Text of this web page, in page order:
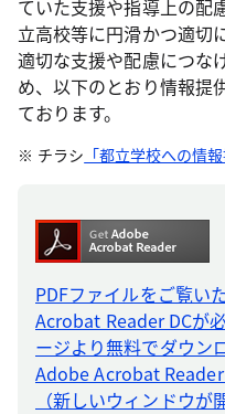
ていた支援や指導上の配
立高校等に円滑かつ適切
適切な支援や配慮につな
め、以下のとおり情報提
ております。
チラシ 「都立学校への情
PDFファイルをご覧い
Acrobat Reader DCが
ージより無料でダウン
Adobe Acrobat
（新しいウィンドウが